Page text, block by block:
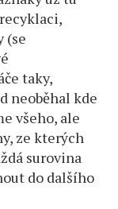
(se
taky,
neoběhal kde
všeho, ale
ze kterých
surovina
do dalšího